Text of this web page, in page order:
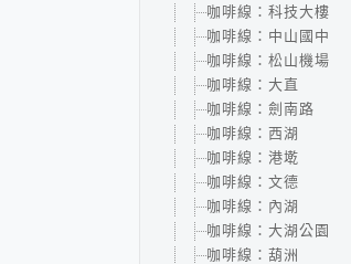
咖啡線：科技大樓
咖啡線：中山國中
咖啡線：松山機場
咖啡線：大直
咖啡線：劍南路
咖啡線：西湖
咖啡線：港墘
咖啡線：文德
咖啡線：內湖
咖啡線：大湖公園
咖啡線：葫洲